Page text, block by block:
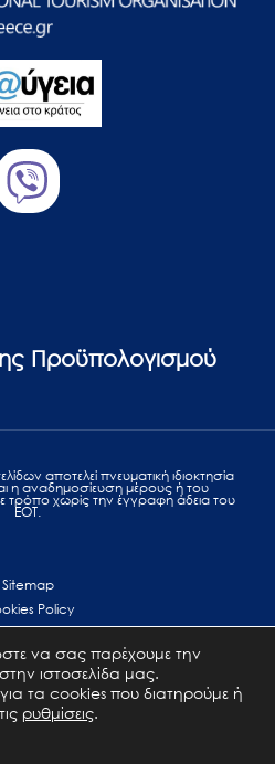
Προϋπολογισμού
αποτελεί πvευματική ιδιοκτησία
η αναδημοσίευση μέρους ή του
τρόπο χωρίς την έγγραφη άδεια του
ΕΟΤ.
Sitemap
Policy
Data Protection
of use
να σας παρέχουμε την
ιστοσελίδα μας.
τα cookies που διατηρούμε ή
ρυθμίσεις.